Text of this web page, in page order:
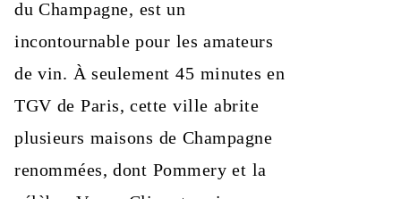
du Champagne, est un
incontournable pour les amateurs
de vin. À seulement 45 minutes en
TGV de Paris, cette ville abrite
plusieurs maisons de Champagne
renommées, dont Pommery et la